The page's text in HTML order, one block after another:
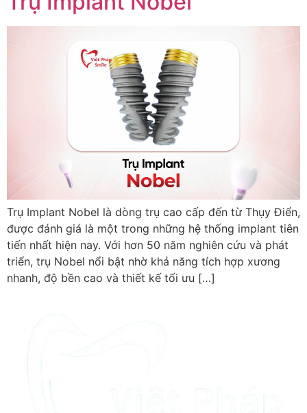
Trụ Implant Nobel là dòng trụ cao cấp đến từ Thụy Điển,
được đánh giá là một trong những hệ thống implant tiên
tiến nhất hiện nay. Với hơn 50 năm nghiên cứu và phát
triển, trụ Nobel nổi bật nhờ khả năng tích hợp xương
nhanh, độ bền cao và thiết kế tối ưu […]